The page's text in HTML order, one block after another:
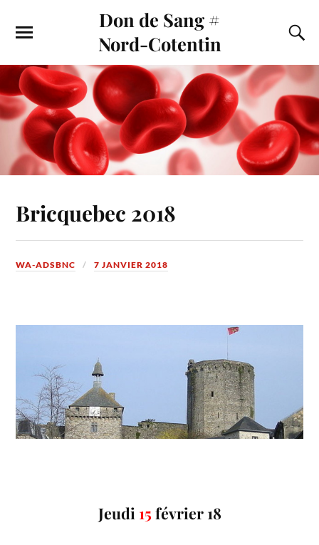
Don de Sang #
Nord-Cotentin
Bricquebec 2018
WA-ADSBNC 7 JANVIER 2018
Jeudi 15 février 18